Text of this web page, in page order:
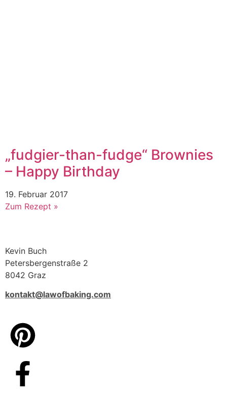
„fudgier-than-fudge“ Brownies
– Happy Birthday
19. Februar 2017
Zum Rezept »
Kevin Buch
Petersbergenstraße 2
8042 Graz
kontakt@lawofbaking.com